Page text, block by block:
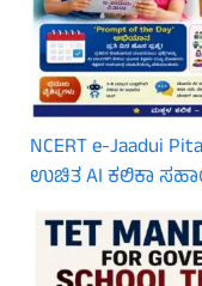
NCERT e-Jaadui
ಉಚಿತ AI ಕಲಿಕಾ